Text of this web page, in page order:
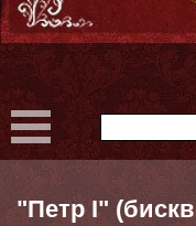
"Петр I"